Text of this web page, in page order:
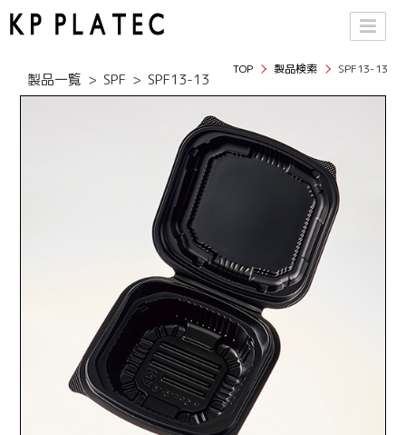
TOP 製品検索 SPF13-13
製品一覧 SPF SPF13-13